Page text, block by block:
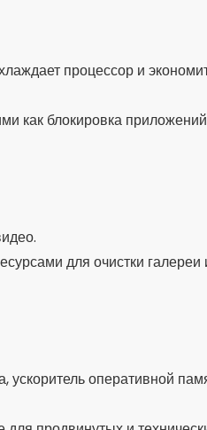
сотовых телефонов или
опытных пользователей.
день.